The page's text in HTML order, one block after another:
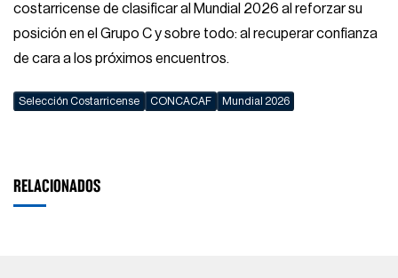
costarricense de clasificar al Mundial 2026 al reforzar su
posición en el Grupo C y sobre todo: al recuperar confianza
de cara a los próximos encuentros.
Selección Costarricense CONCACAF Mundial 2026
RELACIONADOS